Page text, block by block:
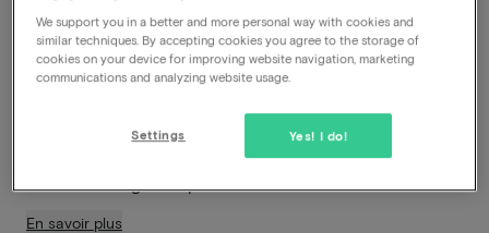
charmant Boutique Hotel Annamaes à Lanaken,
magnifiquement situé au bord de la Meuse et à
seulement 10 minutes de Maastricht. Profitez d’un
Restaurant et découvrez la combinaison unique de
nature, de charme et d’art de vivre bourguignon qui
En savoir plus
We support you in a better and more personal way with cookies and
similar techniques. By accepting cookies you agree to the storage of
cookies on your device for improving website navigation, marketing
communications and analyzing website usage.
Yes! I do!
Settings